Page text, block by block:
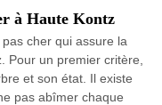
à Haute Kontz
cher qui assure la
Pour un premier critère,
et son état. Il existe
pas abîmer chaque